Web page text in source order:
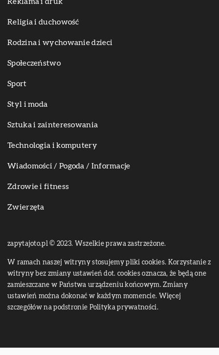
Religia i duchowość
Rodzina i wychowanie dzieci
Społeczeństwo
Sport
Styl i moda
Sztuka i zainteresowania
Technologia i komputery
Wiadomości / Pogoda / Informacje
Zdrowie i fitness
Zwierzęta
zapytajoto.pl © 2023. Wszelkie prawa zastrzeżone.
W ramach naszej witryny stosujemy pliki cookies. Korzystanie z
witryny bez zmiany ustawień dot. cookies oznacza, że będą one
zamieszczane w Państwa urządzeniu końcowym. Zmiany
ustawień można dokonać w każdym momencie. Więcej
szczegółów na podstronie Polityka prywatności.